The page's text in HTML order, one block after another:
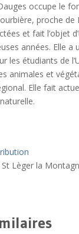
occupe le
proche de
et fait l’objet
années. Elle a
les étudiants de
animales et
Elle fait
St Lèger la